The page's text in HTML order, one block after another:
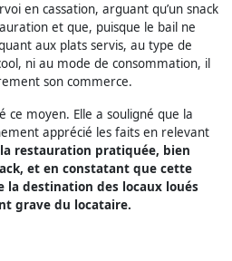
en cassation, arguant qu’un snack
et que, puisque le bail ne
aux plats servis, au type de
ni au mode de consommation, il
son commerce.
ce moyen. Elle a souligné que la
apprécié les faits en relevant
restauration pratiquée, bien
et en constatant que cette
destination des locaux loués
grave du locataire.